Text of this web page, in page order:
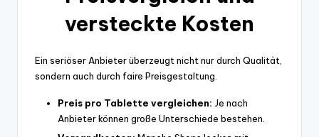
versteckte Kosten
Ein seriöser Anbieter überzeugt nicht nur durch Qualität,
sondern auch durch faire Preisgestaltung.
Preis pro Tablette vergleichen: Je nach
Anbieter können große Unterschiede bestehen.